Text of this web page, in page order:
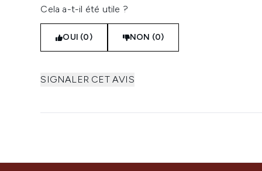
Cela a-t-il été utile ?
OUI (0) NON (0)
SIGNALER CET AVIS